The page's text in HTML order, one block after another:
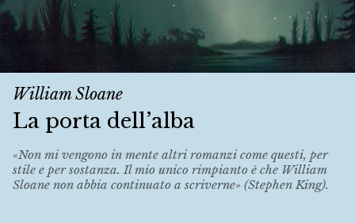
William Sloane
La porta dell’alba
«Non mi vengono in mente altri romanzi come questi, per
stile e per sostanza. Il mio unico rimpianto è che William
Sloane non abbia continuato a scriverne» (Stephen King).